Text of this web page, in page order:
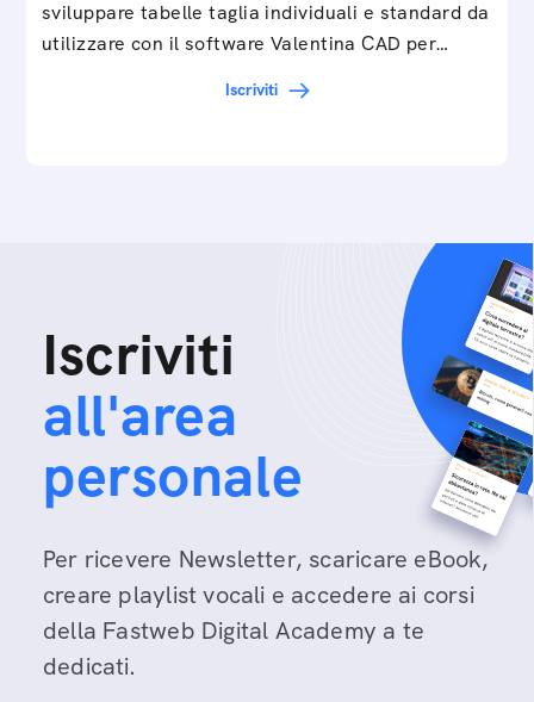
sviluppare tabelle taglia individuali e standard da
utilizzare con il software Valentina CAD per…
Iscriviti
Iscriviti
all'area
personale
Per ricevere Newsletter, scaricare eBook,
creare playlist vocali e accedere ai corsi
della Fastweb Digital Academy a te
dedicati.